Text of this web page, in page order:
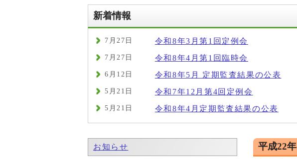
新着情報
7月27日 令和8年3月第1回定例会
7月27日 令和8年4月第1回臨時会
6月12日 令和8年5月 定期監査結果の公表
5月21日 令和7年12月第4回定例会
5月21日 令和8年4月定期監査結果の公表
お知らせ 平成22年